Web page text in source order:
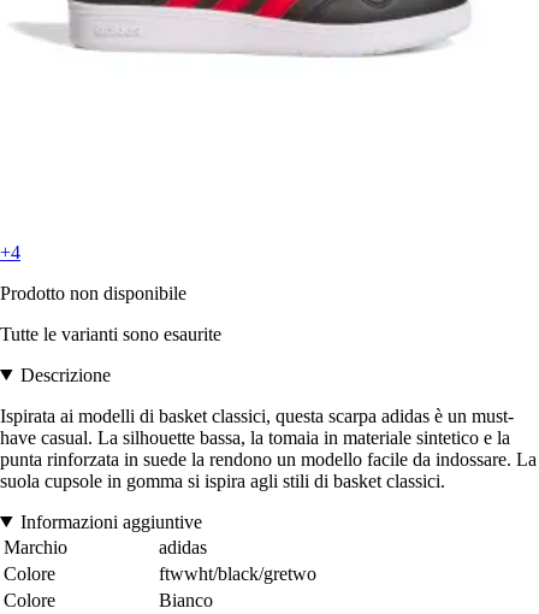
+4
Prodotto non disponibile
Tutte le varianti sono esaurite
Descrizione
Ispirata ai modelli di basket classici, questa scarpa adidas è un must-
have casual. La silhouette bassa, la tomaia in materiale sintetico e la
punta rinforzata in suede la rendono un modello facile da indossare. La
suola cupsole in gomma si ispira agli stili di basket classici.
Informazioni aggiuntive
Marchio
adidas
Colore
ftwwht/black/gretwo
Colore
Bianco